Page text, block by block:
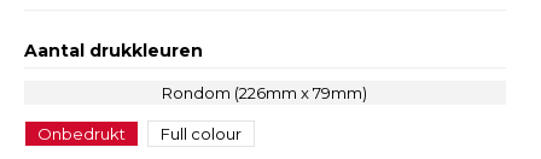
Aantal drukkleuren
Rondom (226mm x 79mm)
Onbedrukt Full colour